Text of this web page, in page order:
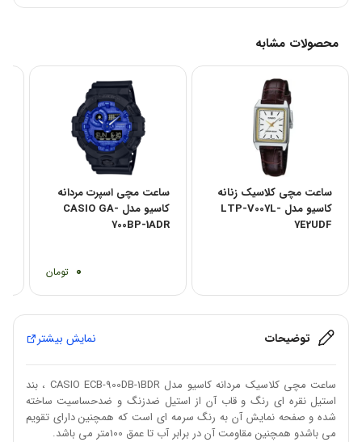
محصولات مشابه
ساعت مچی کلاسیک زنانه
کاسیو مدل LTP-V007L-
7E2UDF
ساعت مچی اسپرت مردانه
کاسیو مدل CASIO GA-
700BP-1ADR
0 تومان
توضیحات نمایش بیشتر
ساعت مچی کلاسیک مردانه کاسیو مدل CASIO ECB-900DB-1BDR ، بند
استیل نقره ای رنگ و قاب آن از استیل ضدزنگ و ضدحساسیت ساخته
شده و صفحه نمایش آن به رنگ سرمه ای است که همچنین دارای تقویم
می باشدو همچنین مقاومت آن در برابر آب تا عمق 100متر می باشد.